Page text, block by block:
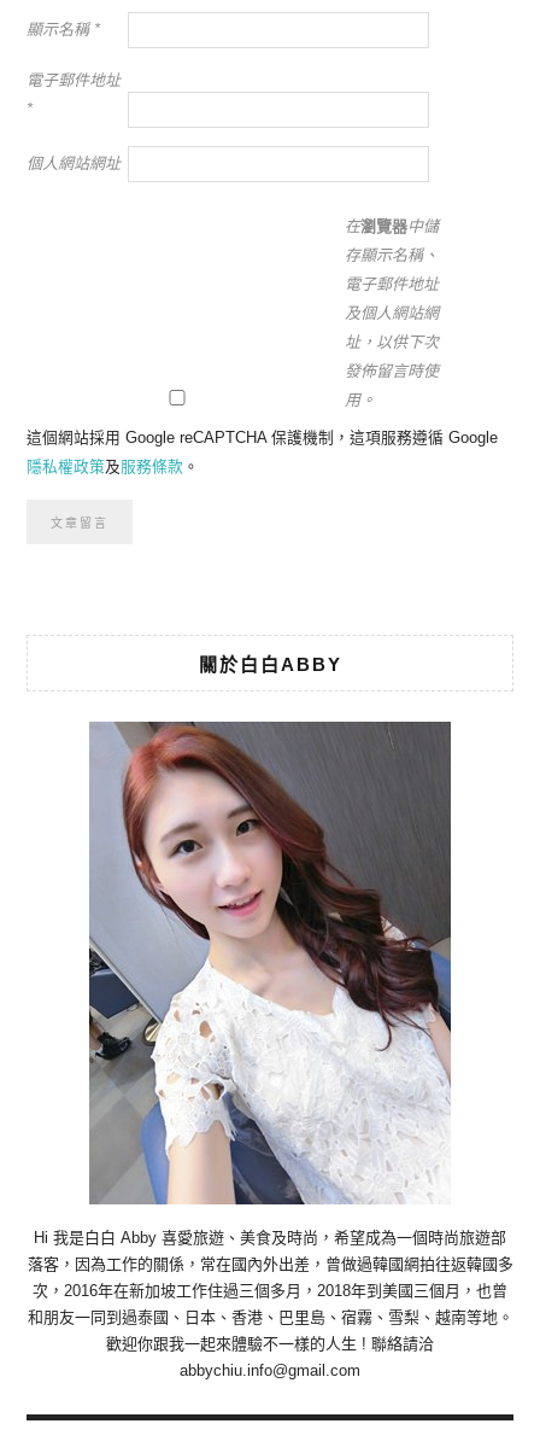
顯示名稱 *
電子郵件地址
*
個人網站網址
在瀏覽器中儲
存顯示名稱、
電子郵件地址
及個人網站網
址，以供下次
發佈留言時使
用。
這個網站採用 Google reCAPTCHA 保護機制，這項服務遵循 Google
隱私權政策及服務條款 。
關於白白ABBY
Hi 我是白白 Abby 喜愛旅遊、美食及時尚，希望成為一個時尚旅遊部
落客，因為工作的關係，常在國內外出差，曾做過韓國網拍往返韓國多
次，2016年在新加坡工作住過三個多月，2018年到美國三個月，也曾
和朋友一同到過泰國、日本、香港、巴里島、宿霧、雪梨、越南等地。
歡迎你跟我一起來體驗不一樣的人生 ! 聯絡請洽
abbychiu.info@gmail.com